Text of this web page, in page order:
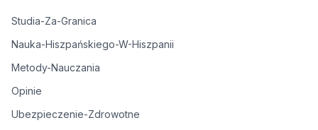
Studia-Za-Granica
Nauka-Hiszpańskiego-W-Hiszpanii
Metody-Nauczania
Opinie
Ubezpieczenie-Zdrowotne